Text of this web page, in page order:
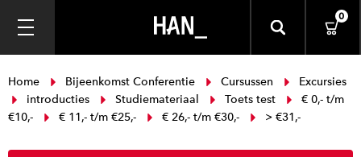
0
Home Bijeenkomst Conferentie Cursussen
Excursies
introducties
Studiemateriaal Toets test
€ 0,- t/m
€10,-
€ 11,- t/m €25,- € 26,- t/m €30,- > €31,-